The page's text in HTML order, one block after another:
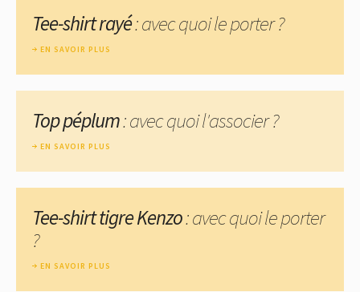
Tee-shirt rayé: avec quoi le porter ?
EN SAVOIR PLUS
Top péplum: avec quoi l'associer ?
EN SAVOIR PLUS
Tee-shirt tigre Kenzo: avec quoi le porter
?
EN SAVOIR PLUS